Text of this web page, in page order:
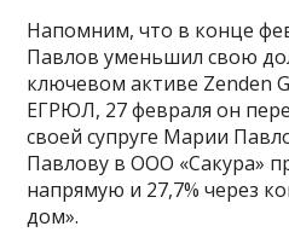
Напомним, что в конце
Павлов уменьшил свою
ключевом активе Zenden
ЕГРЮЛ, 27 февраля он
своей супруге Марии
Павлову в ООО «Сакура»
напрямую и 27,7% через
дом».